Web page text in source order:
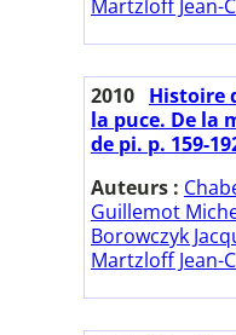
Martzloff Jean-
2010 Histoire
la puce. De la
de pi. p. 159-
Auteurs :
Guillemot
Borowczyk
Martzloff Jean-